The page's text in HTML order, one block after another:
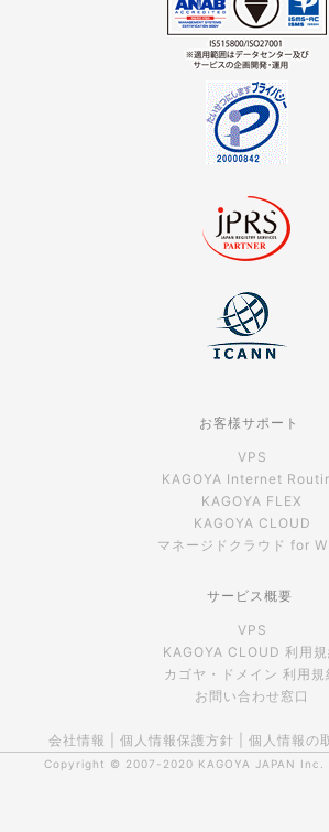
お客様サポート
VPS
KAGOYA Internet
KAGOYA FLEX
KAGOYA CLOUD
マネージドクラウド for
サービス概要
VPS
KAGOYA CLOUD 利用規
カゴヤ・ドメイン 利用規
お問い合わせ窓口
会社情報 個人情報保護方針 個人情報の
Copyright © 2007-2020 KAGOYA JAPAN Inc.